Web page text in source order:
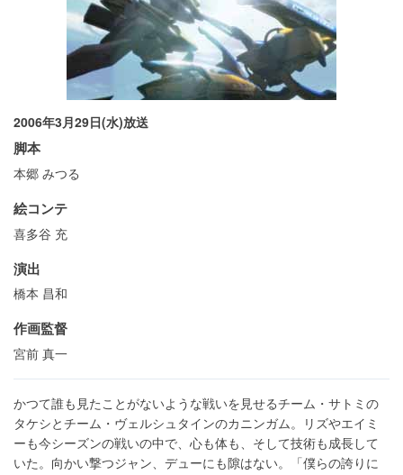
2006年3月29日(水)放送
脚本
本郷 みつる
絵コンテ
喜多谷 充
演出
橋本 昌和
作画監督
宮前 真一
かつて誰も見たことがないような戦いを見せるチーム・サトミの
タケシとチーム・ヴェルシュタインのカニンガム。リズやエイミ
ーも今シーズンの戦いの中で、心も体も、そして技術も成長して
いた。向かい撃つジャン、デューにも隙はない。「僕らの誇りに